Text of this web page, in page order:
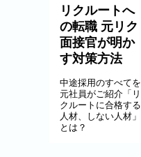
リクルートへ
の転職 元リク
面接官が明か
す対策方法
中途採用のすべてを
元社員がご紹介「リ
クルートに合格する
人材、しない人材」
とは？